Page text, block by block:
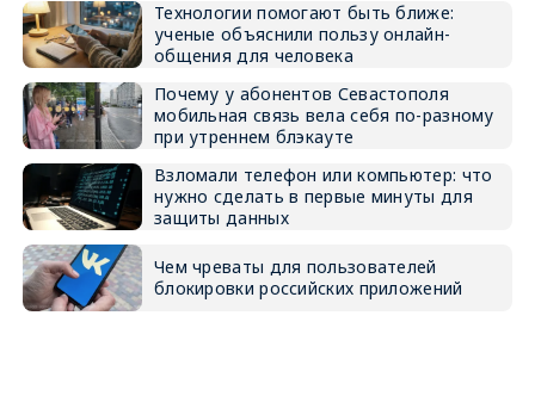
Технологии помогают быть ближе:
ученые объяснили пользу онлайн-
общения для человека
Почему у абонентов Севастополя
мобильная связь вела себя по-разному
при утреннем блэкауте
Взломали телефон или компьютер: что
нужно сделать в первые минуты для
защиты данных
Чем чреваты для пользователей
блокировки российских приложений